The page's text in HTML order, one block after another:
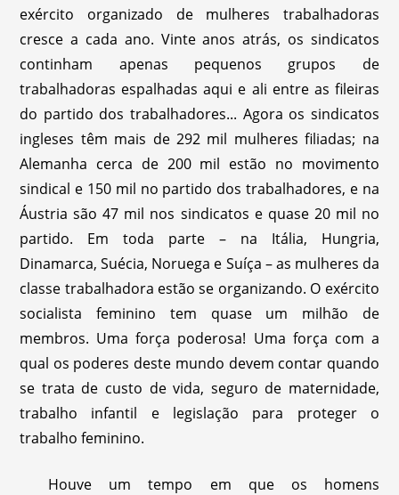
exército organizado de mulheres trabalhadoras
cresce a cada ano. Vinte anos atrás, os sindicatos
continham apenas pequenos grupos de
trabalhadoras espalhadas aqui e ali entre as fileiras
do partido dos trabalhadores... Agora os sindicatos
ingleses têm mais de 292 mil mulheres filiadas; na
Alemanha cerca de 200 mil estão no movimento
sindical e 150 mil no partido dos trabalhadores, e na
Áustria são 47 mil nos sindicatos e quase 20 mil no
partido. Em toda parte – na Itália, Hungria,
Dinamarca, Suécia, Noruega e Suíça – as mulheres da
classe trabalhadora estão se organizando. O exército
socialista feminino tem quase um milhão de
membros. Uma força poderosa! Uma força com a
qual os poderes deste mundo devem contar quando
se trata de custo de vida, seguro de maternidade,
trabalho infantil e legislação para proteger o
trabalho feminino.
Houve um tempo em que os homens